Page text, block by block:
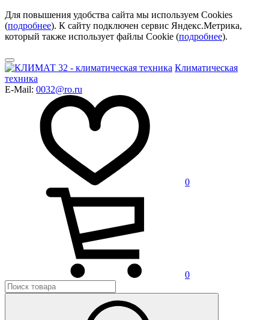
Для повышения удобства сайта мы используем Cookies
(подробнее). К сайту подключен сервис Яндекс.Метрика,
который также использует файлы Cookie (подробнее).
Климатическая
техника
E-Mail: 0032@ro.ru
0
0